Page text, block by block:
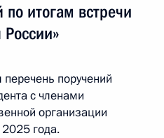
итогам встречи
поручений
с членами
организации
года.